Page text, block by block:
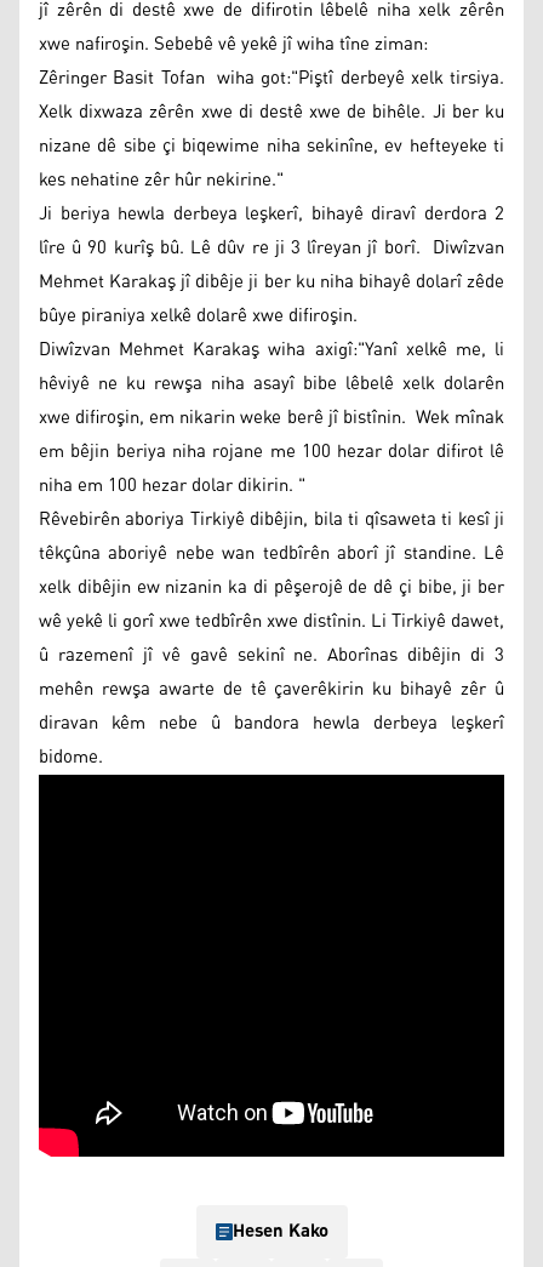
jî zêrên di destê xwe de difirotin lêbelê niha xelk zêrên
xwe nafiroşin. Sebebê vê yekê jî wiha tîne ziman:
Zêringer Basit Tofan wiha got:"Piştî derbeyê xelk tirsiya.
Xelk dixwaza zêrên xwe di destê xwe de bihêle. Ji ber ku
nizane dê sibe çi biqewime niha sekinîne, ev hefteyeke ti
kes nehatine zêr hûr nekirine."
Ji beriya hewla derbeya leşkerî, bihayê diravî derdora 2
lîre û 90 kurîş bû. Lê dûv re ji 3 lîreyan jî borî. Diwîzvan
Mehmet Karakaş jî dibêje ji ber ku niha bihayê dolarî zêde
bûye piraniya xelkê dolarê xwe difiroşin.
Diwîzvan Mehmet Karakaş wiha axigî:"Yanî xelkê me, li
hêviyê ne ku rewşa niha asayî bibe lêbelê xelk dolarên
xwe difiroşin, em nikarin weke berê jî bistînin. Wek mînak
em bêjin beriya niha rojane me 100 hezar dolar difirot lê
niha em 100 hezar dolar dikirin. "
Rêvebirên aboriya Tirkiyê dibêjin, bila ti qîsaweta ti kesî ji
têkçûna aboriyê nebe wan tedbîrên aborî jî standine. Lê
xelk dibêjin ew nizanin ka di pêşerojê de dê çi bibe, ji ber
wê yekê li gorî xwe tedbîrên xwe distînin. Li Tirkiyê dawet,
û razemenî jî vê gavê sekinî ne. Aborînas dibêjin di 3
mehên rewşa awarte de tê çaverêkirin ku bihayê zêr û
diravan kêm nebe û bandora hewla derbeya leşkerî
bidome.
Hesen Kako